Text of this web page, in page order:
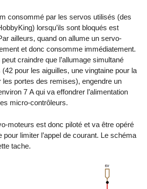
consommé par les servos utilisés (des
lorsqu’ils sont bloqués est
ailleurs, quand on allume un servo-
et donc consomme immédiatement.
craindre que l’allumage simultané
(42 pour les aiguilles, une vingtaine pour la
les portes des remises), engendre un
7 A qui va effondrer l’alimentation
micro-contrôleurs.
moteurs est donc piloté et va être opéré
pour limiter l’appel de courant. Le schéma
tache.